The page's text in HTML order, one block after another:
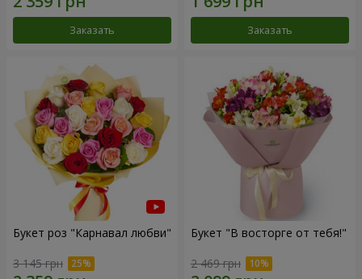
Заказать Заказать
Букет роз "Карнавал любви"
3 145 грн
Букет "В восторге от тебя!"
2 469 грн